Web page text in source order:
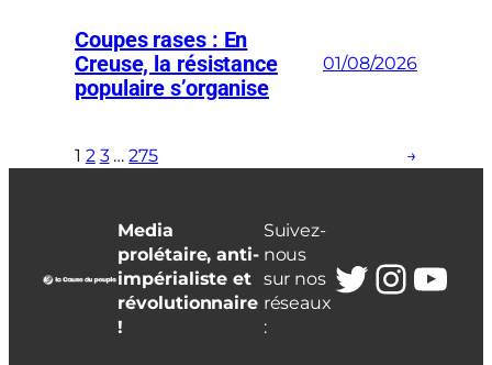
Coupes rases : En
Creuse, la résistance
populaire s’organise
01/08/2026
1 2 3 … 275 →
Media
prolétaire, anti-
impérialiste et
révolutionnaire
!
Suivez-
nous
sur nos
réseaux
:
Twitter